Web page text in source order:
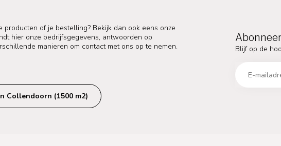
producten of je bestelling? Bekijk dan ook eens onze
hier onze bedrijfsgegevens, antwoorden op
manieren om contact met ons op te nemen.
Collendoorn (1500 m2)
Blijf op de